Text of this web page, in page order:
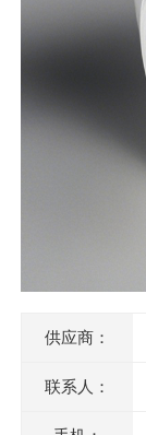
供应商：
联系人：